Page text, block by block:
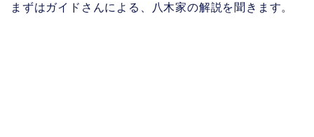
まずはガイドさんによる、八木家の解説を聞きます。